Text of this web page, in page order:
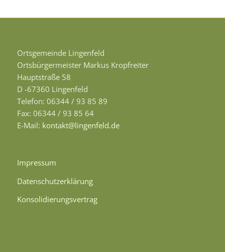
Ortsgemeinde Lingenfeld
Ortsbürgermeister Markus Kropfreiter
Hauptstraße 58
D -67360 Lingenfeld
Telefon: 06344 / 93 85 89
Fax: 06344 / 93 85 64
E-Mail: kontakt@lingenfeld.de
Impressum
Datenschutzerklärung
Konsolidierungsvertrag